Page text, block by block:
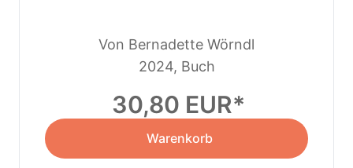
Von Bernadette Wörndl
2024, Buch
30,80 EUR
Warenkorb